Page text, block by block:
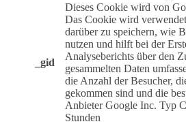
_gid
Dieses Cookie wird von
Das Cookie wird
darüber zu speichern, wie
nutzen und hilft bei der
Analyseberichts über den
gesammelten Daten
die Anzahl der Besucher,
gekommen sind und die
Anbieter Google Inc. Typ
Stunden